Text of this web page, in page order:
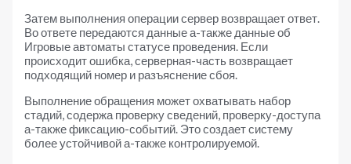
Затем выполнения операции сервер возвращает ответ.
Во ответе передаются данные а-также данные об
Игровые автоматы статусе проведения. Если
происходит ошибка, серверная-часть возвращает
подходящий номер и разъяснение сбоя.
Выполнение обращения может охватывать набор
стадий, содержа проверку сведений, проверку-доступа
а-также фиксацию-событий. Это создает систему
более устойчивой а-также контролируемой.